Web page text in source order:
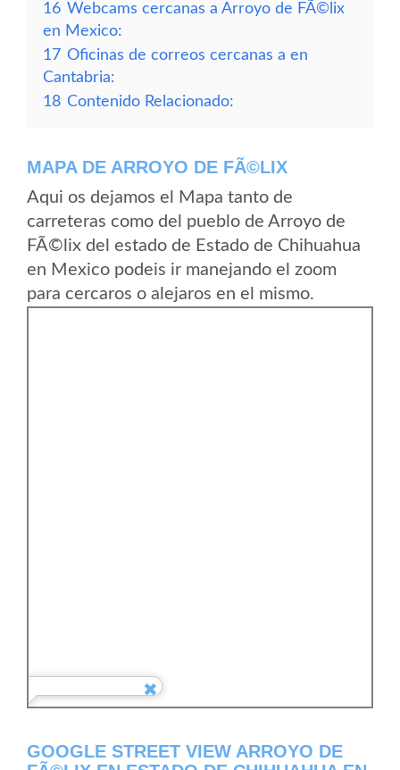
16 Webcams cercanas a Arroyo de FÃ©lix
en Mexico:
17 Oficinas de correos cercanas a en
Cantabria:
18 Contenido Relacionado:
MAPA DE ARROYO DE FÃ©LIX
Aqui os dejamos el Mapa tanto de
carreteras como del pueblo de Arroyo de
FÃ©lix del estado de Estado de Chihuahua
en Mexico podeis ir manejando el zoom
para cercaros o alejaros en el mismo.
GOOGLE STREET VIEW ARROYO DE